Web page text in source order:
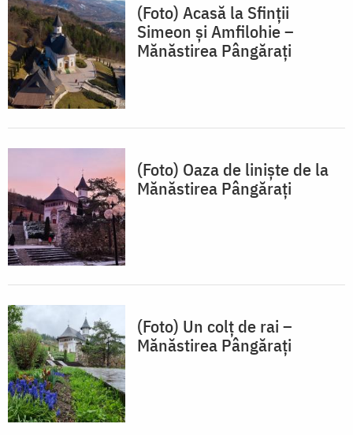
(Foto) Acasă la Sfinții
Simeon și Amfilohie –
Mănăstirea Pângărați
(Foto) Oaza de linişte de la
Mănăstirea Pângărați
(Foto) Un colț de rai –
Mănăstirea Pângărați